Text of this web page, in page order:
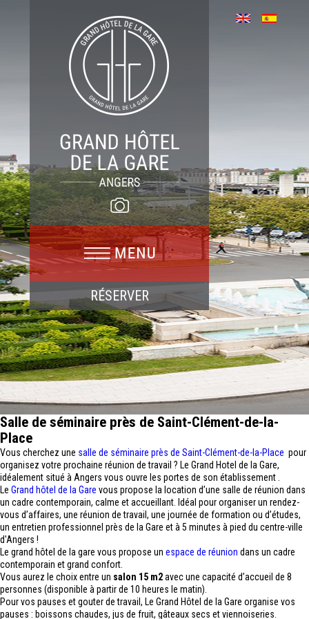
RÉSERVER
Salle de séminaire près de Saint-Clément-de-la-
Place
Vous cherchez une salle de séminaire près de Saint-Clément-de-la-Place pour
organisez votre prochaine réunion de travail ? Le Grand Hotel de la Gare,
idéalement situé à Angers vous ouvre les portes de son établissement .
Le Grand hôtel de la Gare vous propose la location d’une salle de réunion dans
un cadre contemporain, calme et accueillant. Idéal pour organiser un rendez-
vous d’affaires, une réunion de travail, une journée de formation ou d’études,
un entretien professionnel près de la Gare et à 5 minutes à pied du centre-ville
d'Angers !
Le grand hôtel de la gare vous propose un espace de réunion dans un cadre
contemporain et grand confort.
Vous aurez le choix entre un salon 15 m2avec une capacité d’accueil de 8
personnes (disponible à partir de 10 heures le matin).
Pour vos pauses et gouter de travail, Le Grand Hôtel de la Gare organise vos
pauses : boissons chaudes, jus de fruit, gâteaux secs et viennoiseries.